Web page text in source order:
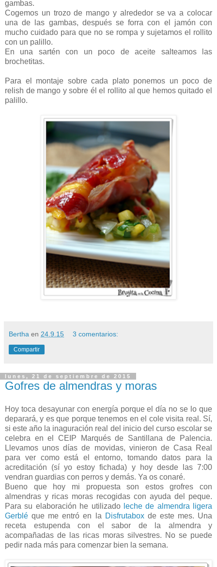
gambas.
Cogemos un trozo de mango y alrededor se va a colocar
una de las gambas, después se forra con el jamón con
mucho cuidado para que no se rompa y sujetamos el rollito
con un palillo.
En una sartén con un poco de aceite salteamos las
brochetitas.
Para el montaje sobre cada plato ponemos un poco de
relish de mango y sobre él el rollito al que hemos quitado el
palillo.
Bertha en 24.9.15 3 comentarios:
Compartir
lunes, 21 de septiembre de 2015
Gofres de almendras y moras
Hoy toca desayunar con energía porque el día no se lo que
deparará, y es que porque tenemos en el cole visita real. Sí,
si este año la inaguración real del inicio del curso escolar se
celebra en el CEIP Marqués de Santillana de Palencia.
Llevamos unos días de movidas, vinieron de Casa Real
para ver como está el entorno, tomando datos para la
acreditación (sí yo estoy fichada) y hoy desde las 7:00
vendran guardias con perros y demás. Ya os conaré.
Bueno que hoy mi propuesta son estos grofres con
almendras y ricas moras recogidas con ayuda del peque.
Para su elaboración he utilizado leche de almendra ligera
Gerblé que me entró en la Disfrutaboxde este mes. Una
receta estupenda con el sabor de la almendra y
acompañadas de las ricas moras silvestres. No se puede
pedir nada más para comenzar bien la semana.